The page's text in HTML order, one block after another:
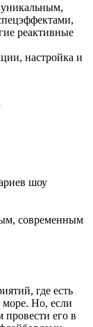
реактивные
настройка и
шоу
современным
где есть
море. Но, если
его в